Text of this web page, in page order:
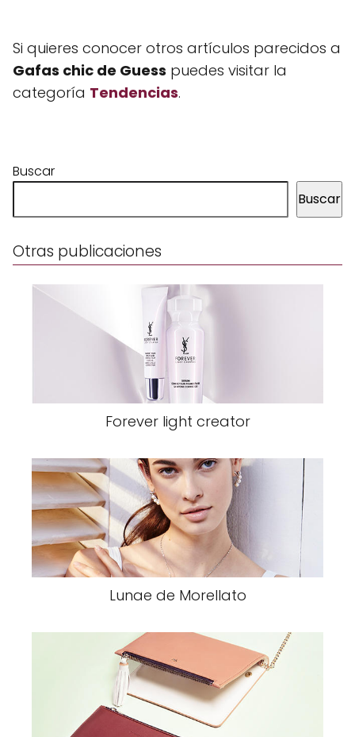
Si quieres conocer otros artículos parecidos a
Gafas chic de Guess puedes visitar la
categoría Tendencias.
Buscar
Buscar
Otras publicaciones
Forever light creator
Lunae de Morellato